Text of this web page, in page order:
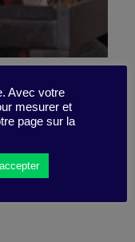
into
Avec votre
mesurer et
page sur la